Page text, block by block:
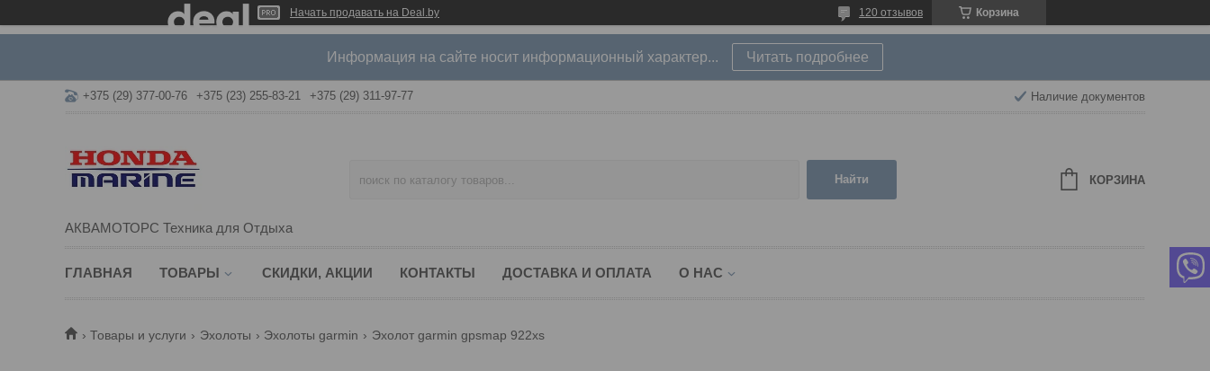
Начать продавать на Deal.by Корзина
120 отзывов
Информация на сайте носит информационный характер... Читать подробнее
+375 (29) 377-00-76 +375 (23) 255-83-21 +375 (29) 311-97-77 Наличие документов
АКВАМОТОРС Техника для Отдыха
Найти КОРЗИНА
ГЛАВНАЯ ТОВАРЫ СКИДКИ, АКЦИИ КОНТАКТЫ ДОСТАВКА И ОПЛАТА О НАС
Товары и услуги Эхолоты Эхолоты garmin Эхолот garmin gpsmap 922xs